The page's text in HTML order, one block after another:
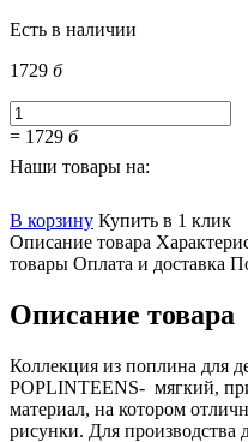
Есть в наличии
1729 б
= 1729 б
Наши товары на:
В корзину Купить в 1 клик
Описание товара
товары Оплата и доставка
Описание товара
Коллекция из поплина для
POPLINTEENS- мягкий,
материал, на котором
рисунки. Для производства